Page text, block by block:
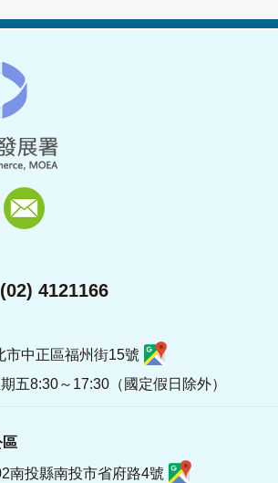
4121166
市中正區福州街15號
五8:30～17:30（國定假日除外）
區
南投縣南投市省府路4號